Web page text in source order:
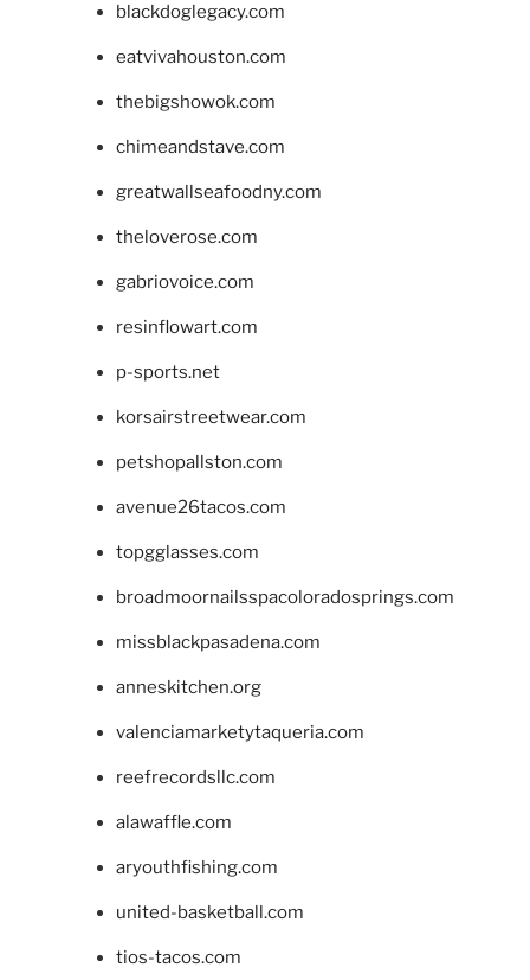
blackdoglegacy.com
eatvivahouston.com
thebigshowok.com
chimeandstave.com
greatwallseafoodny.com
theloverose.com
gabriovoice.com
resinflowart.com
p-sports.net
korsairstreetwear.com
petshopallston.com
avenue26tacos.com
topgglasses.com
broadmoornailsspacoloradosprings.com
missblackpasadena.com
anneskitchen.org
valenciamarketytaqueria.com
reefrecordsllc.com
alawaffle.com
aryouthfishing.com
united-basketball.com
tios-tacos.com